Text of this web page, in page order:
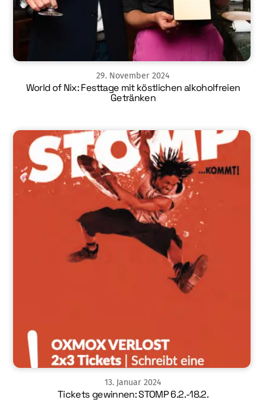
29. November 2024
World of Nix: Festtage mit köstlichen alkoholfreien
Getränken
13. Januar 2024
Tickets gewinnen: STOMP 6.2.-18.2.